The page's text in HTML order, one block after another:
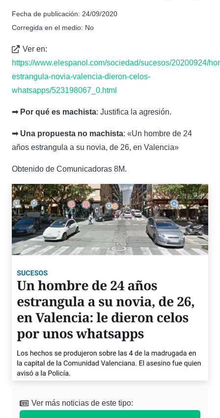
Fecha de publicación: 24/09/2020
Corregida en el medio: No
Ver en:
https://www.elespanol.com/sociedad/sucesos/20200924/
estrangula-novia-valencia-dieron-celos-
whatsapps/523198067_0.html
➟ Por qué es machista: Justifica la agresión.
➟ Una propuesta no machista: «Un hombre de 24
años estrangula a su novia, de 26, en Valencia»
Obtenido de Comunicadoras 8M.
Ver más noticias de este tipo: